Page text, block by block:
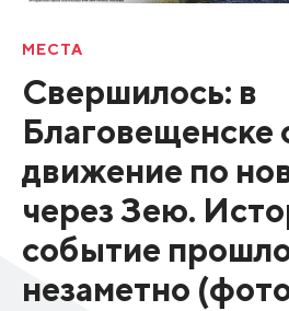
МЕСТА
Свершилось: в
Благовещенске
движение по
через Зею.
событие
незаметно